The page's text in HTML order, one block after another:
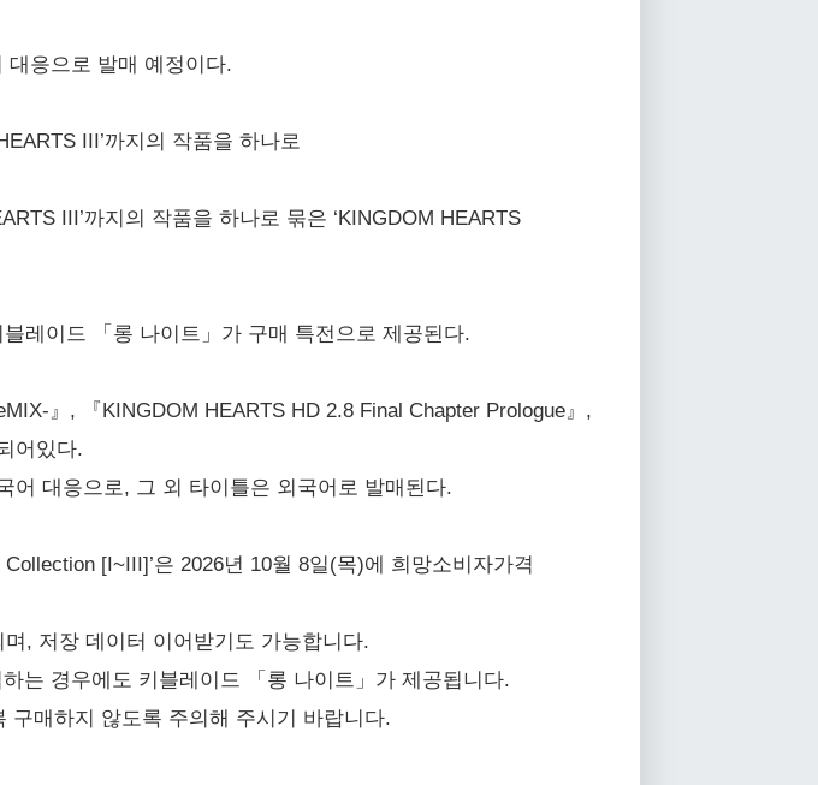
대응으로 발매 예정이다.
III’까지의 작품을 하나로
III’까지의 작품을 하나로 묶은 ‘KINGDOM HEARTS
레이드 「롱 나이트」가 구매 특전으로 제공된다.
』, 『KINGDOM HEARTS HD 2.8 Final Chapter Prologue』,
어있다.
어 대응으로, 그 외 타이틀은 외국어로 발매된다.
[I~III]’은 2026년 10월 8일(목)에 희망소비자가격
, 저장 데이터 이어받기도 가능합니다.
는 경우에도 키블레이드 「롱 나이트」가 제공됩니다.
매하지 않도록 주의해 주시기 바랍니다.